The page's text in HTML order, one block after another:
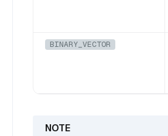
BINARY_VECTOR